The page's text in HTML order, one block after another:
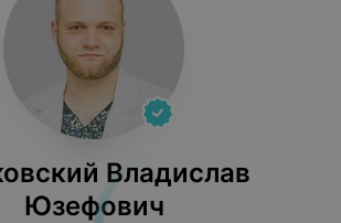
Владислав
Юзефович